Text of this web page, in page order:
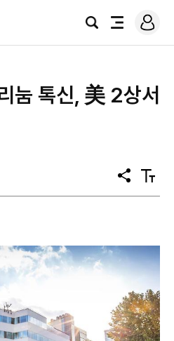
검
전
로
그
눔 톡신, 美 2상서
공
유
텍
스